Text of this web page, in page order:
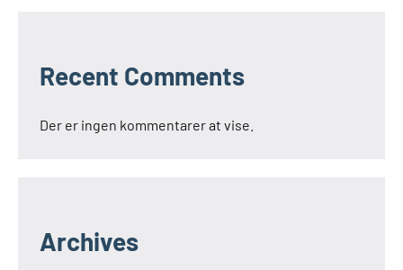
Recent Comments
Der er ingen kommentarer at vise.
Archives